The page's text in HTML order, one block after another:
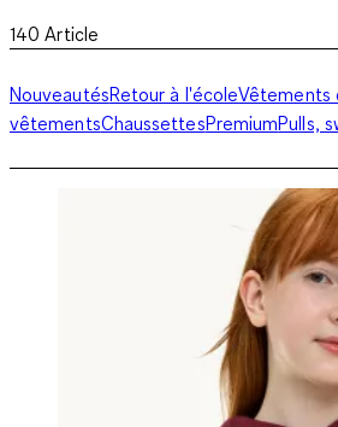
140 Article
NouveautésRetour à l'écoleVêtements
vêtementsChaussettesPremiumPulls,